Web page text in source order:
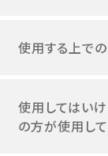
使用する上で
使用してはい
の方が使用して